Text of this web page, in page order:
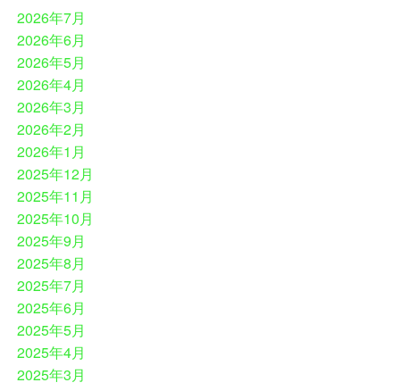
2026年7月
2026年6月
2026年5月
2026年4月
2026年3月
2026年2月
2026年1月
2025年12月
2025年11月
2025年10月
2025年9月
2025年8月
2025年7月
2025年6月
2025年5月
2025年4月
2025年3月